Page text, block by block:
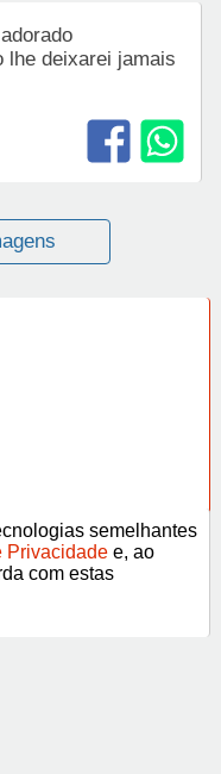
lhe deixarei jamais
semelhantes
Privacidade e, ao
com estas